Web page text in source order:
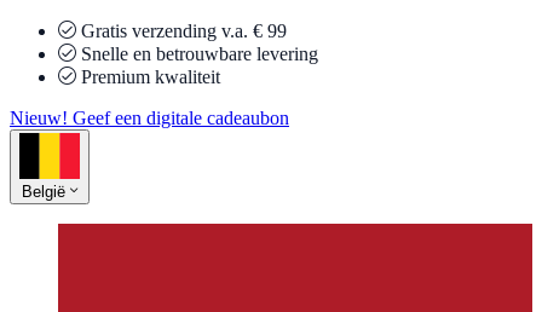
Gratis verzending v.a. € 99
Snelle en betrouwbare levering
Premium kwaliteit
Nieuw! Geef een digitale cadeaubon
België